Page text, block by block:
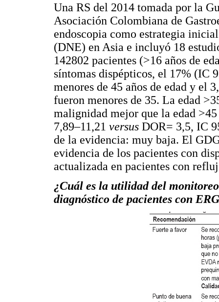
Una RS del 2014 tomada por la
Asociación Colombiana de
endoscopia como estrategia
(DNE) en Asia e incluyó 18
142802 pacientes (>16 años de
síntomas dispépticos, el 17% (IC
menores de 45 años de edad y el
fueron menores de 35. La edad
malignidad mejor que la edad
7,89–11,21 versus DOR= 3,5, IC
de la evidencia: muy baja. El
evidencia de los pacientes con
actualizada en pacientes con
¿Cuál es la utilidad del
diagnóstico de pacientes con